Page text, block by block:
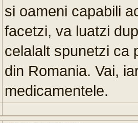
si oameni capabili
facetzi, va luatzi
celalalt spunetzi ca
din Romania. Vai,
medicamentele.